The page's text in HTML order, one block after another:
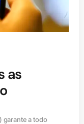
as
garante a todo